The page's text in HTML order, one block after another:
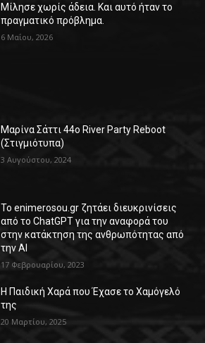
Μίλησε χωρίς άδεια. Και αυτό ήταν το
πραγματικό πρόβλημα.
6 Μαΐου, 2026
Μαρίνα Σάττι 44o River Party Reboot
(Στιγμιότυπα)
3 Αυγούστου, 2024
Το enimerosou.gr ζητάει διευκρινίσεις
από το ChatGPT για την αναφορά του
στην κατάκτηση της ανθρωπότητας από
την AI
17 Φεβρουαρίου, 2023
Η Παιδική Χαρά που Έχασε το Χαμόγελό
της
20 Μαρτίου, 2025